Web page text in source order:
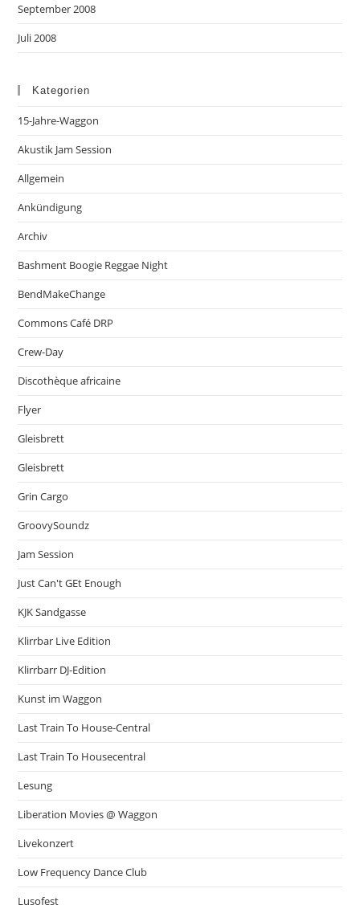
September 2008
Juli 2008
Kategorien
15-Jahre-Waggon
Akustik Jam Session
Allgemein
Ankündigung
Archiv
Bashment Boogie Reggae Night
BendMakeChange
Commons Café DRP
Crew-Day
Discothèque africaine
Flyer
Gleisbrett
Gleisbrett
Grin Cargo
GroovySoundz
Jam Session
Just Can't GEt Enough
KJK Sandgasse
Klirrbar Live Edition
Klirrbarr DJ-Edition
Kunst im Waggon
Last Train To House-Central
Last Train To Housecentral
Lesung
Liberation Movies @ Waggon
Livekonzert
Low Frequency Dance Club
Lusofest